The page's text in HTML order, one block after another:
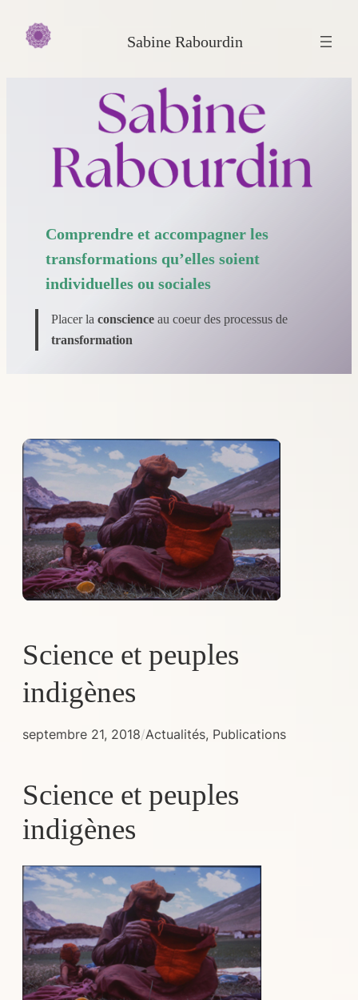
Sabine Rabourdin
Comprendre et accompagner les
transformations qu’elles soient
individuelles ou sociales
Placer laconscience au coeur des processus de
transformation
Science et peuples
indigènes
septembre 21, 2018/Actualités, Publications
Science et peuples
indigènes